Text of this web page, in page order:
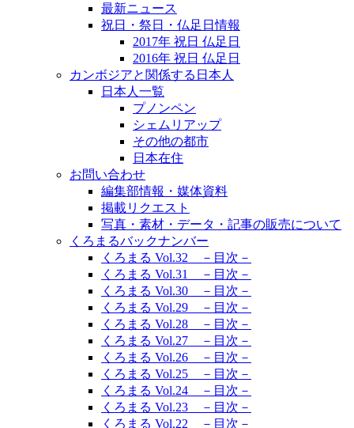
最新ニュース
祝日・祭日・仏足日情報
2017年 祝日 仏足日
2016年 祝日 仏足日
カンボジアと関係する日本人
日本人一覧
プノンペン
シェムリアップ
その他の都市
日本在住
お問い合わせ
編集部情報・媒体資料
掲載リクエスト
写真・素材・データ・記事の販売について
くろまるバックナンバー
くろまる Vol.32 －目次－
くろまる Vol.31 －目次－
くろまる Vol.30 －目次－
くろまる Vol.29 －目次－
くろまる Vol.28 －目次－
くろまる Vol.27 －目次－
くろまる Vol.26 －目次－
くろまる Vol.25 －目次－
くろまる Vol.24 －目次－
くろまる Vol.23 －目次－
くろまる Vol.22 －目次－